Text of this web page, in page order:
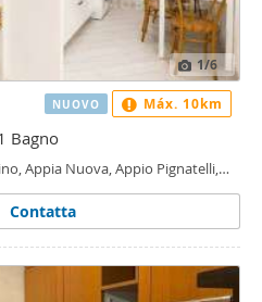
1/6
Bagno
Appia Nuova, Appio Pignatelli,
Contatta
NUOVO Máx. 10km